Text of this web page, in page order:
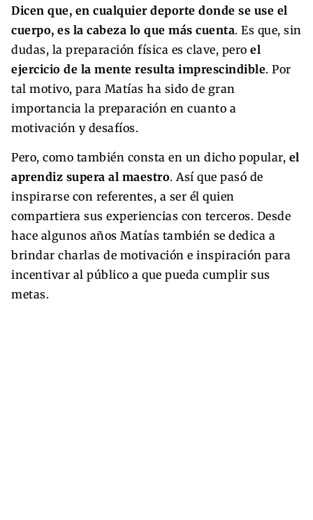
Dicen que, en cualquier deporte donde se use el
cuerpo, es la cabeza lo que más cuenta. Es que, sin
dudas, la preparación física es clave, pero el
ejercicio de la mente resulta imprescindible. Por
tal motivo, para Matías ha sido de gran
importancia la preparación en cuanto a
motivación y desafíos.
Pero, como también consta en un dicho popular, el
aprendiz supera al maestro. Así que pasó de
inspirarse con referentes, a ser él quien
compartiera sus experiencias con terceros. Desde
hace algunos años Matías también se dedica a
brindar charlas de motivación e inspiración para
incentivar al público a que pueda cumplir sus
metas.